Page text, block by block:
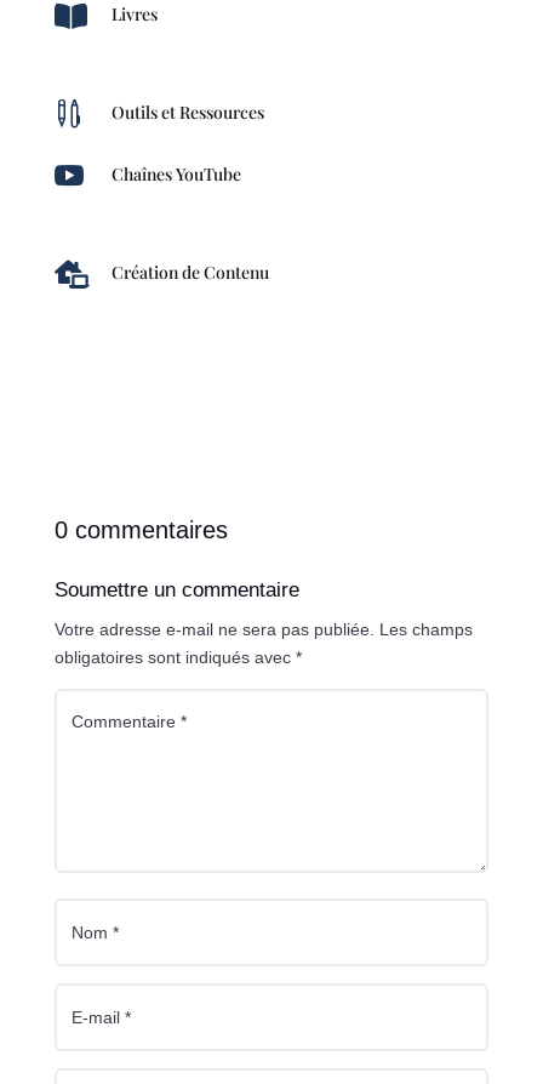
 Livres
 Outils et Ressources
 Chaînes YouTube
 Création de Contenu
0 commentaires
Soumettre un commentaire
Votre adresse e-mail ne sera pas publiée. Les champs
obligatoires sont indiqués avec *